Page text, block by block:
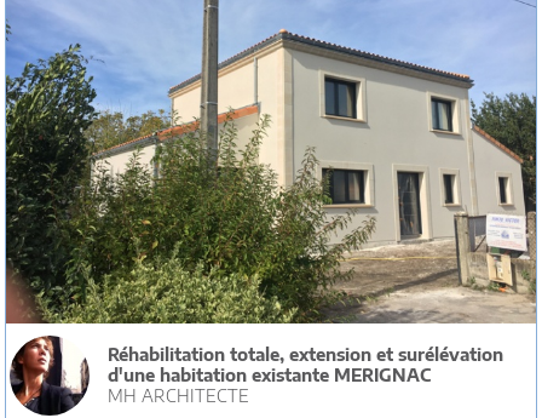
Réhabilitation totale, extension et surélévation
d'une habitation existante MERIGNAC
MH ARCHITECTE